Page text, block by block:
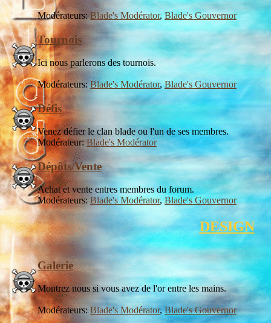
Modérateurs: Blade's Modérator,Blade's Gouvernor
Tournois
Ici nous parlerons des tournois.
Modérateurs: Blade's Modérator,Blade's Gouvernor
Défis
Venez défier le clan blade ou l'un de ses membres.
Modérateur: Blade's Modérator
Dépôts/Vente
Achat et vente entres membres du forum.
Modérateurs: Blade's Modérator,Blade's Gouvernor
DESIGN
Galerie
Montrez nous si vous avez de l'or entre les mains.
Modérateurs: Blade's Modérator,Blade's Gouvernor